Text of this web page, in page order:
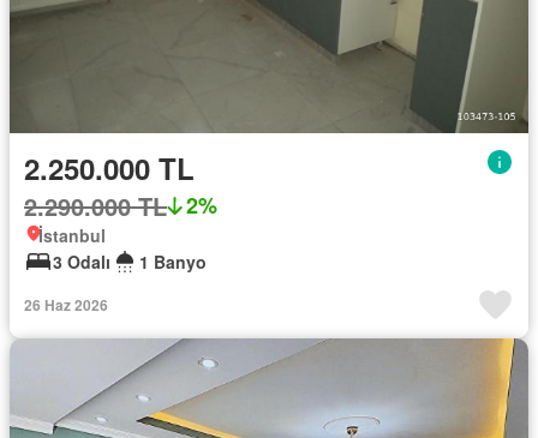
2.250.000 TL
2.290.000 TL 2%
İstanbul
3 Odalı
1 Banyo
26 Haz 2026